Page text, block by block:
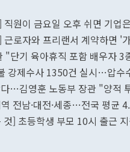
원이 금요일 오후 쉬면 기업
근로자와 프리랜서 계약하면
"단기 육아휴직 포함 배우자 3
강제수사 1350건 실시…압수
…김영훈 노동부 장관 "양적
전남·대전·세종…전국 평균
] 초등학생 부모 10시 출근